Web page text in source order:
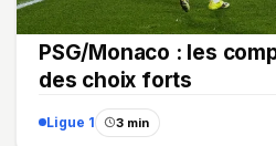
PSG/Monaco : les
des choix forts
Ligue 1 3 min